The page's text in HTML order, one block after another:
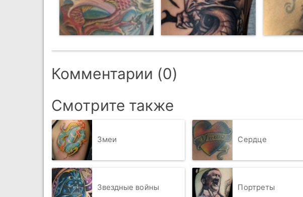
Комментарии (0)
Смотрите также
Змеи Сердце
Звездные войны Портреты